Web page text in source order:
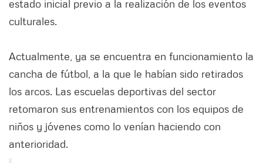
estado inicial previo a la realización de los eventos
culturales.
Actualmente, ya se encuentra en funcionamiento la
cancha de fútbol, a la que le habían sido retirados
los arcos. Las escuelas deportivas del sector
retomaron sus entrenamientos con los equipos de
niños y jóvenes como lo venían haciendo con
anterioridad.